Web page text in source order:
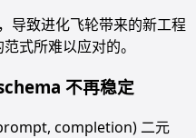
导致进化飞轮带来的新工程
式所难以应对的。
不再稳定
completion) 二元